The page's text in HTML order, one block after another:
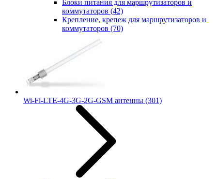
Блоки питания для маршрутизаторов и
коммутаторов (42)
Крепление, крепеж для маршрутизаторов и
коммутаторов (70)
Wi-Fi-LTE-4G-3G-2G-GSM антенны (301)